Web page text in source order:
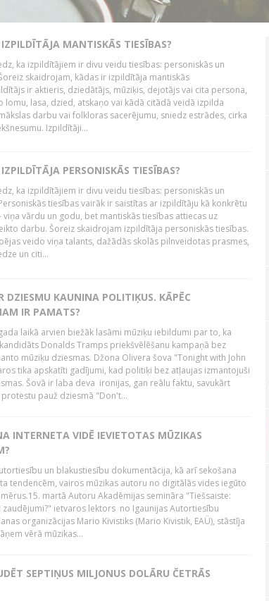
MANTISKĀS TIESĪBAS?
ka izpildītājiem ir divu veidu tiesības: personiskās un
skaidrojam, kādas ir izpildītāja mantiskās
ir aktieris, dziedātājs, mūziķis, dejotājs vai cita persona,
lomu, lasa, dzied, atskaņo vai kādā citādā veidā izpilda
darbu vai folkloras sacerējumu, sniedz estrādes, cirka
Izpildītāji...
PERSONISKĀS TIESĪBAS?
ka izpildītājiem ir divu veidu tiesības: personiskās un
tiesības vairāk ir saistītas ar izpildītāju kā konkrētu
viņa vārdu un godu, bet mantiskās tiesības attiecas uz
darbu. Šoreiz skaidrojam izpildītāja personiskās tiesības.
veido viņa talants, dažādās skolās pilnveidotas prasmes,
un citi...
DZIESMU KAUNINA POLITIĶUS. KĀPĒC
IR PAMATS?
laikā arvien biežāk lasāmi mūziķu iebildumi par to, ka
Donalds Tramps priekšvēlēšanu kampaņā bez
mūziķu dziesmas. Džona Olivera šova "Tonight with John
tika apskatīti gadījumi, kad politiķi bez atļaujas izmantojuši
Šovā ir laba deva ironijas, gan reālu faktu, savukārt
protestu pauž dziesmā "Don't...
INTERNETA VIDĒ IEVIETOTAS MŪZIKAS
un blakustiesību dokumentācija, kā arī sekošana
tendencēm, vairos mūzikas autoru no digitālās vides iegūto
martā Autoru Akadēmijas semināra "Tiešsaiste:
zaudējumi?" ietvaros lektors no Igaunijas Autortiesību
organizācijas Mario Kivistiks (Mario Kivistik, EAÜ), stāstīja
vērā mūzikas...
SEPTIŅUS MILJONUS DOLĀRU ČETRĀS